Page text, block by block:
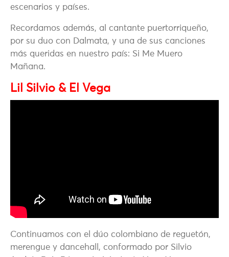
escenarios y países.
Recordamos además, al cantante puertorriqueño,
por su duo con Dalmata, y una de sus canciones
más queridas en nuestro país: Si Me Muero
Mañana.
Lil Silvio & El Vega
Continuamos con el dúo colombiano de reguetón,
merengue y dancehall, conformado por Silvio